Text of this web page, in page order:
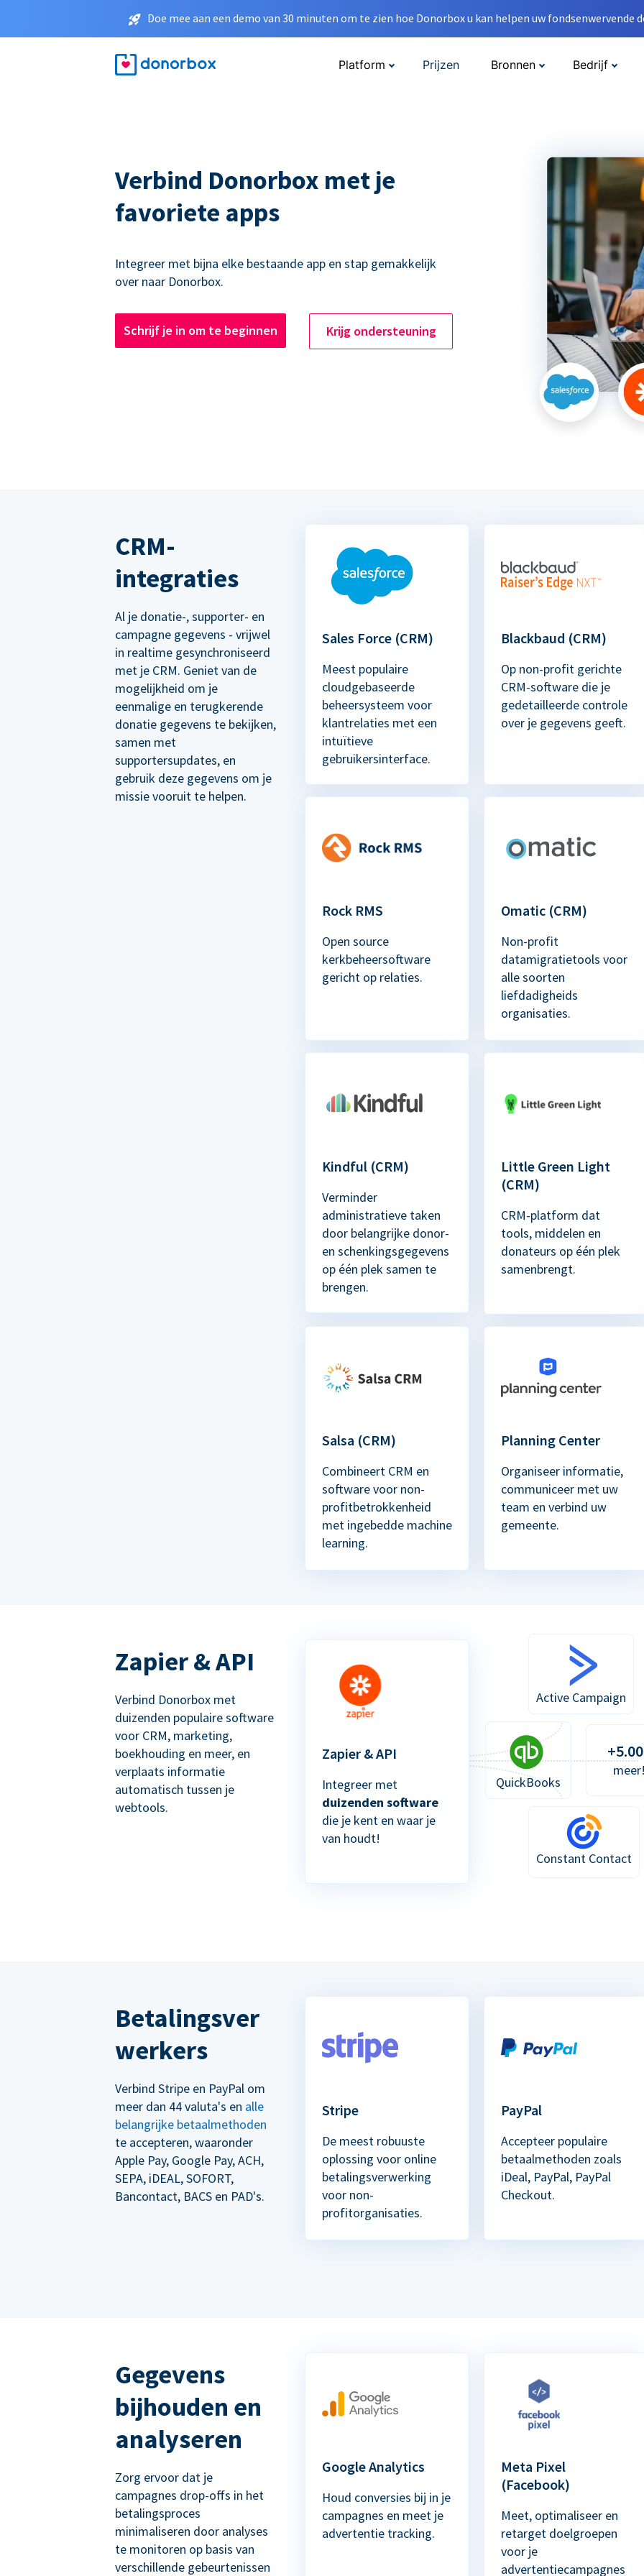
Doe mee aan een demo van 30 minuten om te zien hoe Donorbox u kan helpen uw fondsenwervende
Platform Prijzen Bronnen Bedrijf
Verbind Donorbox met je
favoriete apps
Integreer met bijna elke bestaande app en stap gemakkelijk
over naar Donorbox.
Schrijf je in om te beginnen Krijg ondersteuning
CRM-
integraties
Al je donatie-, supporter- en
campagne gegevens - vrijwel
in realtime gesynchroniseerd
met je CRM. Geniet van de
mogelijkheid om je
eenmalige en terugkerende
donatie gegevens te bekijken,
samen met
supportersupdates, en
gebruik deze gegevens om je
missie vooruit te helpen.
Sales Force (CRM)
Meest populaire
cloudgebaseerde
beheersysteem voor
klantrelaties met een
intuïtieve
gebruikersinterface.
Blackbaud (CRM)
Op non-profit gerichte
CRM-software die je
gedetailleerde controle
over je gegevens geeft.
Rock RMS
Open source
kerkbeheersoftware
gericht op relaties.
Omatic (CRM)
Non-profit
datamigratietools voor
alle soorten
liefdadigheids
organisaties.
Kindful (CRM)
Verminder
administratieve taken
door belangrijke donor-
en schenkingsgegevens
op één plek samen te
brengen.
Little Green Light
(CRM)
CRM-platform dat
tools, middelen en
donateurs op één plek
samenbrengt.
Salsa (CRM)
Combineert CRM en
software voor non-
profitbetrokkenheid
met ingebedde machine
learning.
Planning Center
Organiseer informatie,
communiceer met uw
team en verbind uw
gemeente.
Zapier & API
Verbind Donorbox met
duizenden populaire software
voor CRM, marketing,
boekhouding en meer, en
verplaats informatie
automatisch tussen je
webtools.
Zapier & API
Integreer met
duizenden software
die je kent en waar je
van houdt!
Active Campaign
QuickBooks
Constant Contact
Betalingsver
werkers
Verbind Stripe en PayPal om
meer dan 44 valuta's en alle
belangrijke betaalmethoden
te accepteren, waaronder
Apple Pay, Google Pay, ACH,
SEPA, iDEAL, SOFORT,
Bancontact, BACS en PAD's.
Stripe
De meest robuuste
oplossing voor online
betalingsverwerking
voor non-
profitorganisaties.
PayPal
Accepteer populaire
betaalmethoden zoals
iDeal, PayPal, PayPal
Checkout.
Gegevens
bijhouden en
analyseren
Zorg ervoor dat je
campagnes drop-offs in het
betalingsproces
minimaliseren door analyses
te monitoren op basis van
verschillende gebeurtenissen
Google Analytics
Houd conversies bij in je
campagnes en meet je
advertentie tracking.
Meta Pixel
(Facebook)
Meet, optimaliseer en
retarget doelgroepen
voor je
advertentiecampagnes